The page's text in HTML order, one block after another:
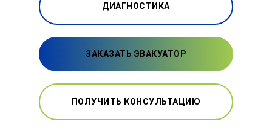
ДИАГНОСТИКА
ЗАКАЗАТЬ ЭВАКУАТОР
ПОЛУЧИТЬ КОНСУЛЬТАЦИЮ